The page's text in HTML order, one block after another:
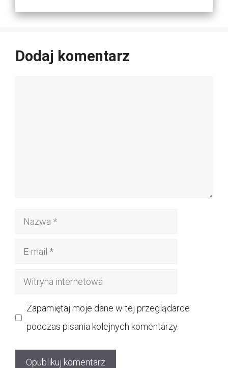
Dodaj komentarz
Nazwa
Witryna
Zapamiętaj moje dane w tej przeglądarce
podczas pisania kolejnych komentarzy.